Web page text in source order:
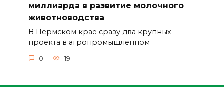
миллиарда в развитие молочного
животноводства
В Пермском крае сразу два крупных
проекта в агропромышленном
0 19